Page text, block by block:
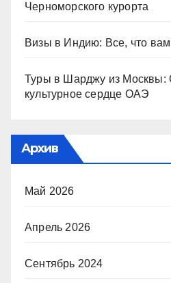
Черноморского курорта
Визы в Индию: Все, что вам
Туры в Шарджу из Москвы:
культурное сердце ОАЭ
Архив
Май 2026
Апрель 2026
Сентябрь 2024